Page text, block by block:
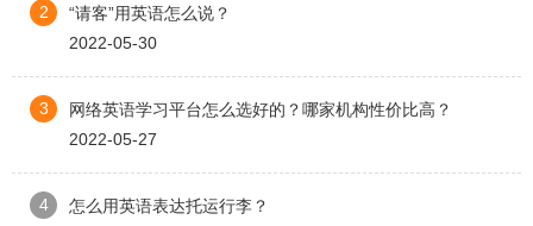
2
“请客”用英语怎么说？
2022-05-30
3
网络英语学习平台怎么选好的？哪家机构性价比高？
2022-05-27
4
怎么用英语表达托运行李？